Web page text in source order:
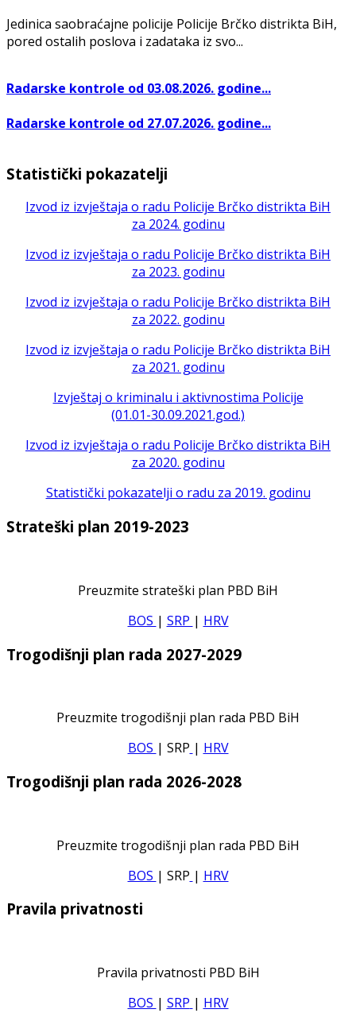
Jedinica saobraćajne policije Policije Brčko distrikta BiH,
pored ostalih poslova i zadataka iz svo...
Radarske kontrole od 03.08.2026. godine...
Radarske kontrole od 27.07.2026. godine...
Statistički pokazatelji
Izvod iz izvještaja o radu Policije Brčko distrikta BiH
za 2024. godinu
Izvod iz izvještaja o radu Policije Brčko distrikta BiH
za 2023. godinu
Izvod iz izvještaja o radu Policije Brčko distrikta BiH
za 2022. godinu
Izvod iz izvještaja o radu Policije Brčko distrikta BiH
za 2021. godinu
Izvještaj o kriminalu i aktivnostima Policije
(01.01-30.09.2021.god.)
Izvod iz izvještaja o radu Policije Brčko distrikta BiH
za 2020. godinu
Statistički pokazatelji o radu za 2019. godinu
Strateški plan 2019-2023
Preuzmite strateški plan PBD BiH
BOS | SRP | HRV
Trogodišnji plan rada 2027-2029
Preuzmite trogodišnji plan rada PBD BiH
BOS | SRP | HRV
Trogodišnji plan rada 2026-2028
Preuzmite trogodišnji plan rada PBD BiH
BOS | SRP | HRV
Pravila privatnosti
Pravila privatnosti PBD BiH
BOS | SRP | HRV